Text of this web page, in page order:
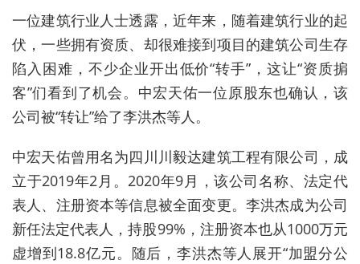
一位建筑行业人士透露，近年来，随着建筑行业的起
伏，一些拥有资质、却很难接到项目的建筑公司生存
陷入困难，不少企业开出低价“转手”，这让“资质掮
客”们看到了机会。中宏天佑一位原股东也确认，该
公司被“转让”给了李洪杰等人。
中宏天佑曾用名为四川川毅达建筑工程有限公司，成
立于2019年2月。2020年9月，该公司名称、法定代
表人、注册资本等信息被全面变更。李洪杰成为公司
新任法定代表人，持股99%，注册资本也从1000万元
虚增到18.8亿元。随后，李洪杰等人展开“加盟分公